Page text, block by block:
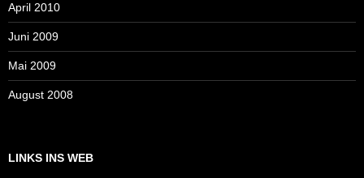
April 2010
Juni 2009
Mai 2009
August 2008
LINKS INS WEB